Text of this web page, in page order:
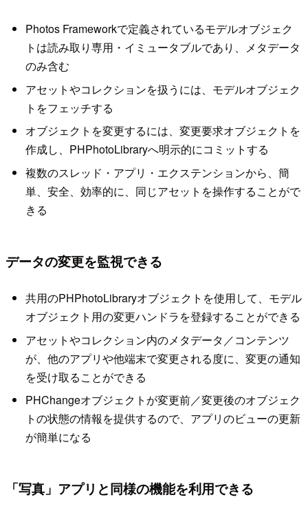
Photos Frameworkで定義されているモデルオブジェク
トは読み取り専用・イミュータブルであり、メタデータ
のみ含む
アセットやコレクションを扱うには、モデルオブジェク
トをフェッチする
オブジェクトを変更するには、変更要求オブジェクトを
作成し、PHPhotoLibraryへ明示的にコミットする
複数のスレッド・アプリ・エクステンションから、簡
単、安全、効率的に、同じアセットを操作することがで
きる
データの変更を監視できる
共用のPHPhotoLibraryオブジェクトを使用して、モデル
オブジェクト用の変更ハンドラを登録することができる
アセットやコレクション内のメタデータ／コンテンツ
が、他のアプリや他端末で変更される度に、変更の通知
を受け取ることができる
PHChangeオブジェクトが変更前／変更後のオブジェク
トの状態の情報を提供するので、アプリのビューの更新
が簡単になる
「写真」アプリと同様の機能を利用できる